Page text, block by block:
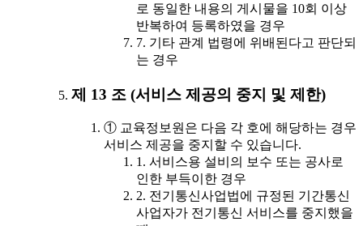
로 동일한 내용의 게시물을 10회 이상
반복하여 등록하였을 경우
7. 기타 관계 법령에 위배된다고 판단되
는 경우
제 13 조 (서비스 제공의 중지 및 제한)
① 교육정보원은 다음 각 호에 해당하는 경우
서비스 제공을 중지할 수 있습니다.
1. 서비스용 설비의 보수 또는 공사로
인한 부득이한 경우
2. 전기통신사업법에 규정된 기간통신
사업자가 전기통신 서비스를 중지했을